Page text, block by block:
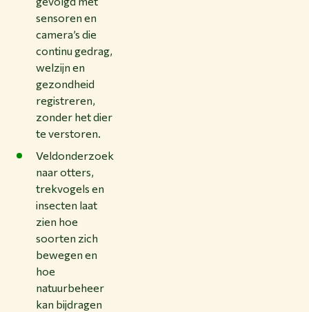
sensoren en
camera’s die
continu gedrag,
welzijn en
gezondheid
registreren,
zonder het dier
te verstoren.
Veldonderzoek
naar otters,
trekvogels en
insecten laat
zien hoe
soorten zich
bewegen en
hoe
natuurbeheer
kan bijdragen